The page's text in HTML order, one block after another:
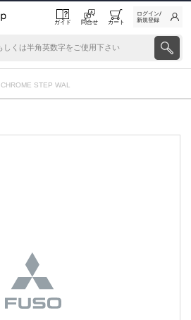
ガイド 問合せ カート
ログイン/
新規登録
CHROME STEP WAL